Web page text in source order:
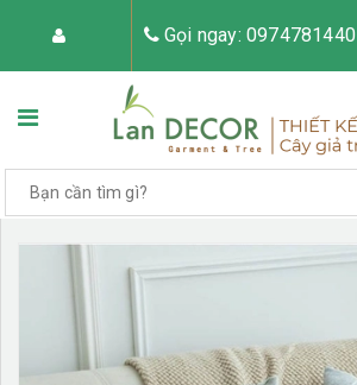
Gọi ngay: 0974781440
TRANG CHỦ VỀ LAN DECOR